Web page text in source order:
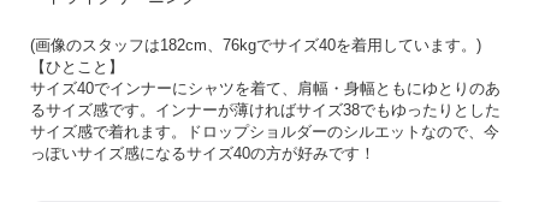
(画像のスタッフは182cm、 76kgでサイズ40を着用しています。 )
【ひとこと】
サイズ40でインナーにシャツを着て、肩幅・身幅ともにゆとりのあ
るサイズ感です。インナーが薄ければサイズ38でもゆったりとした
サイズ感で着れます。ドロップショルダーのシルエットなので、今
っぽいサイズ感になるサイズ40の方が好みです！